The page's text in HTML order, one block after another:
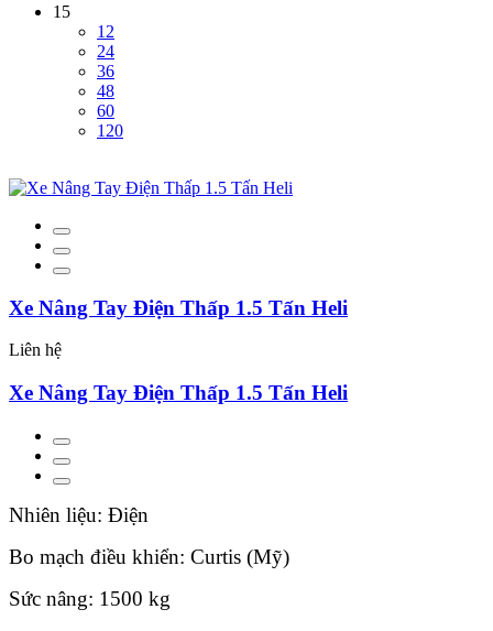
15
12
24
36
48
60
120
Xe Nâng Tay Điện Thấp 1.5 Tấn Heli
Liên hệ
Xe Nâng Tay Điện Thấp 1.5 Tấn Heli
Nhiên liệu: Điện
Bo mạch điều khiển: Curtis (Mỹ)
Sức nâng: 1500 kg